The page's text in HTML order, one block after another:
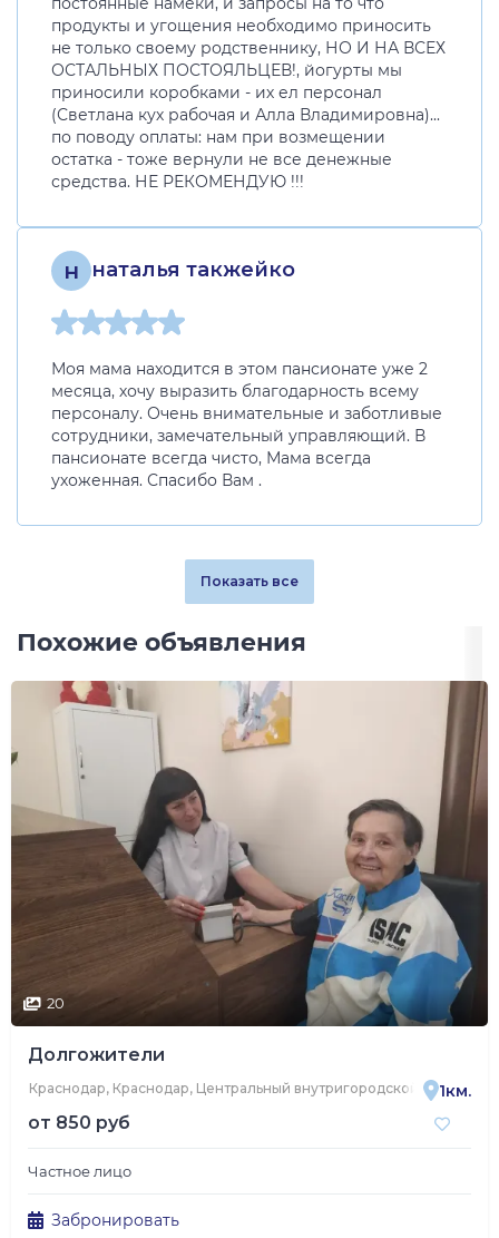
продукты и угощения необходимо приносить
не только своему родственнику, НО И НА ВСЕХ
ОСТАЛЬНЫХ ПОСТОЯЛЬЦЕВ!, йогурты мы
приносили коробками - их ел персонал
(Светлана кух рабочая и Алла Владимировна)...
по поводу оплаты: нам при возмещении
остатка - тоже вернули не все денежные
средства. НЕ РЕКОМЕНДУЮ !!!
н наталья такжейко
Моя мама находится в этом пансионате уже 2
месяца, хочу выразить благодарность всему
персоналу. Очень внимательные и заботливые
сотрудники, замечательный управляющий. В
пансионате всегда чисто, Мама всегда
ухоженная. Спасибо Вам .
Показать все
Похожие объявления
20
Долгожители
Краснодар, Краснодар, Центральный внутригородской округ,
1км.
от 850 руб
Частное лицо
Забронировать